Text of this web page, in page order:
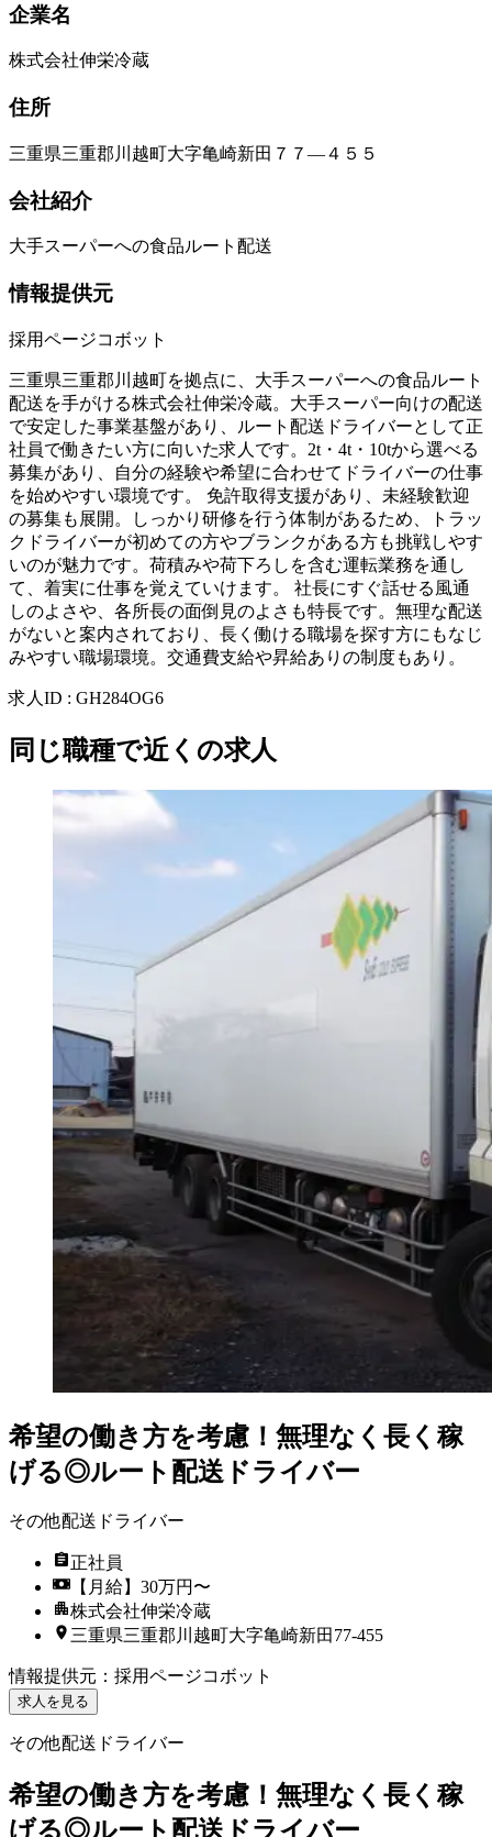
企業名
株式会社伸栄冷蔵
住所
三重県三重郡川越町大字亀崎新田７７―４５５
会社紹介
大手スーパーへの食品ルート配送
情報提供元
採用ページコボット
三重県三重郡川越町を拠点に、大手スーパーへの食品ルート
配送を手がける株式会社伸栄冷蔵。大手スーパー向けの配送
で安定した事業基盤があり、ルート配送ドライバーとして正
社員で働きたい方に向いた求人です。2t・4t・10tから選べる
募集があり、自分の経験や希望に合わせてドライバーの仕事
を始めやすい環境です。 免許取得支援があり、未経験歓迎
の募集も展開。しっかり研修を行う体制があるため、トラッ
クドライバーが初めての方やブランクがある方も挑戦しやす
いのが魅力です。荷積みや荷下ろしを含む運転業務を通し
て、着実に仕事を覚えていけます。 社長にすぐ話せる風通
しのよさや、各所長の面倒見のよさも特長です。無理な配送
がないと案内されており、長く働ける職場を探す方にもなじ
みやすい職場環境。交通費支給や昇給ありの制度もあり。
求人ID : GH284OG6
同じ職種で近くの求人
希望の働き方を考慮！無理なく長く稼
げる◎ルート配送ドライバー
その他配送ドライバー
正社員
【月給】30万円〜
株式会社伸栄冷蔵
三重県三重郡川越町大字亀崎新田77-455
情報提供元 ： 採用ページコボット
求人を見る
その他配送ドライバー
希望の働き方を考慮！無理なく長く稼
げる◎ルート配送ドライバー